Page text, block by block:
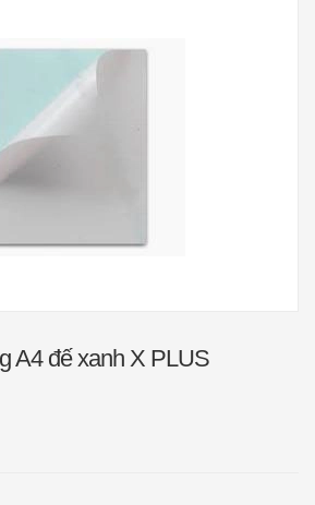
A4 đế xanh X PLUS